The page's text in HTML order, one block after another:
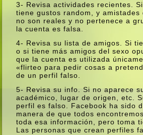
3- Revisa actividades recientes.
tiene gustos random, y amistades
no son reales y no pertenece a
la cuenta es falsa.
4- Revisa su lista de amigos. Si
o si tiene más amigos del sexo
que la cuenta es utilizada
«flirteo para pedir cosas a
de un perfil falso.
5- Revisa su info. Si no aparece
académico, lugar de origen, etc.
perfil es falso. Facebook ha sido
manera de que todos
toda esa información, pero toma
Las personas que crean perfiles